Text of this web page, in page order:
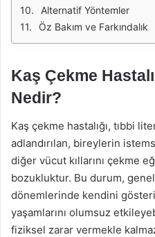
Alternatif Yöntemler
Öz Bakım ve Farkındalık
Kaş Çekme
Nedir?
Kaş çekme hastalığı, tıbbi
adlandırılan, bireylerin
diğer vücut kıllarını çekme
bozukluktur. Bu durum,
dönemlerinde kendini
yaşamlarını olumsuz
fiziksel zarar vermekle